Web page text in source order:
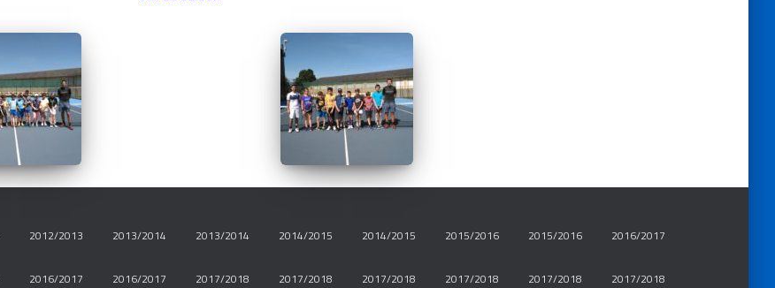
2012/2013 2013/2014 2013/2014 2014/2015 2014/2015 2015/2016 2015/2016 2016/2017
2016/2017 2016/2017 2017/2018 2017/2018 2017/2018 2017/2018 2017/2018 2017/2018